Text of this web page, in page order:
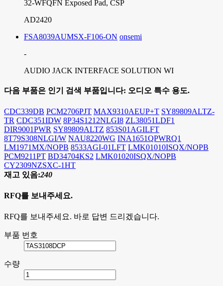
32-WFQFN Exposed Pad, CSP
AD2420
FSA8039AUMSX-F106-ON onsemi
-
AUDIO JACK INTERFACE SOLUTION WI
다음 부품은 인기 검색 부품입니다: 오디오 특수 용도.
CDC339DB PCM2706PJT MAX9310AEUP+T SY89809ALTZ-
TR CDC351IDW 8P34S1212NLGI8 ZL38051LDF1
DIR9001PWR SY89809ALTZ 853S01AGILFT
8T79S308NLGI/W NAU8220WG INA1651QPWRQ1
LM1971MX/NOPB 8533AGI-01LFT LMK01010ISQX/NOPB
PCM9211PT BD34704KS2 LMK01020ISQX/NOPB
CY2309NZSXC-1HT
재고 있음:240
RFQ를 보내주세요.
RFQ를 보내주세요. 바로 답변 드리겠습니다.
부품 번호
수량